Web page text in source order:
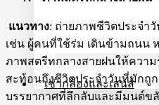
เช่ากล้องและเลนส์
แนวทาง: ถ่ายภาพชีวิตประจำ
เช่น ผู้คนที่ใช้ร่ม เดินข้ามถนน
ภาพสตรีทกลางสายฝนให้ควา
สะท้อนถึงชีวิตประจำวันที่มักถู
บรรยากาศที่ลึกลับและมีมนต์ข